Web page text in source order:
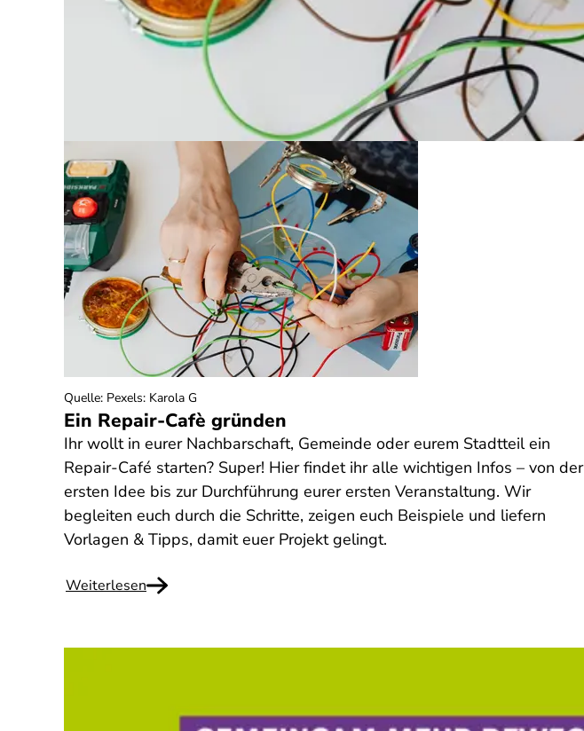
Ein Repair-Cafè gründen
Ihr wollt in eurer Nachbarschaft, Gemeinde oder eurem Stadtteil ein
Repair-Café starten? Super! Hier findet ihr alle wichtigen Infos – von der
ersten Idee bis zur Durchführung eurer ersten Veranstaltung. Wir
begleiten euch durch die Schritte, zeigen euch Beispiele und liefern
Vorlagen & Tipps, damit euer Projekt gelingt.
Weiterlesen
Quelle: Pexels: Karola G